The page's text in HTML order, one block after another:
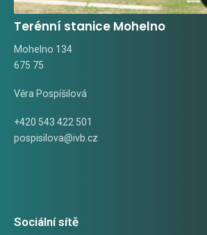
Terénní stanice Mohelno
Mohelno 134
675 75
Věra Pospíšilová
+420 543 422 501
pospisilova@ivb.cz
Sociální sítě